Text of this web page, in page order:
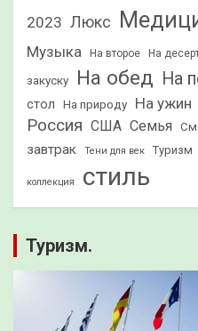
2023 Люкс
Музыка На второе На
закуску На обед На
стол
На природу На ужин
Россия США Семья
завтрак
Тени для век Туризм
коллекция стиль
Туризм.